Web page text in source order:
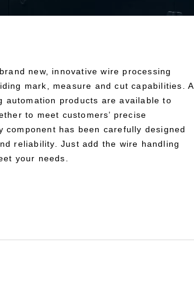
new, innovative wire processing
mark, measure and cut capabilities. A
automation products are available to
to meet customers’ precise
component has been carefully designed
reliability. Just add the wire handling
your needs.